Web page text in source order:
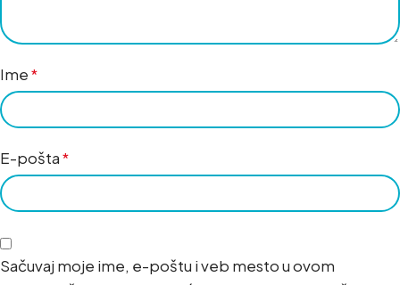
Ime*
E-pošta*
Sačuvaj moje ime, e-poštu i veb mesto u ovom